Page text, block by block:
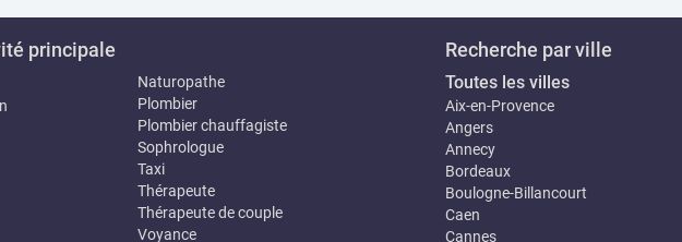
principale
Naturopathe
Plombier
Plombier chauffagiste
Sophrologue
Taxi
Thérapeute
Thérapeute de couple
Voyance
Recherche par ville
Toutes les villes
Aix-en-Provence
Angers
Annecy
Bordeaux
Boulogne-Billancourt
Caen
Cannes